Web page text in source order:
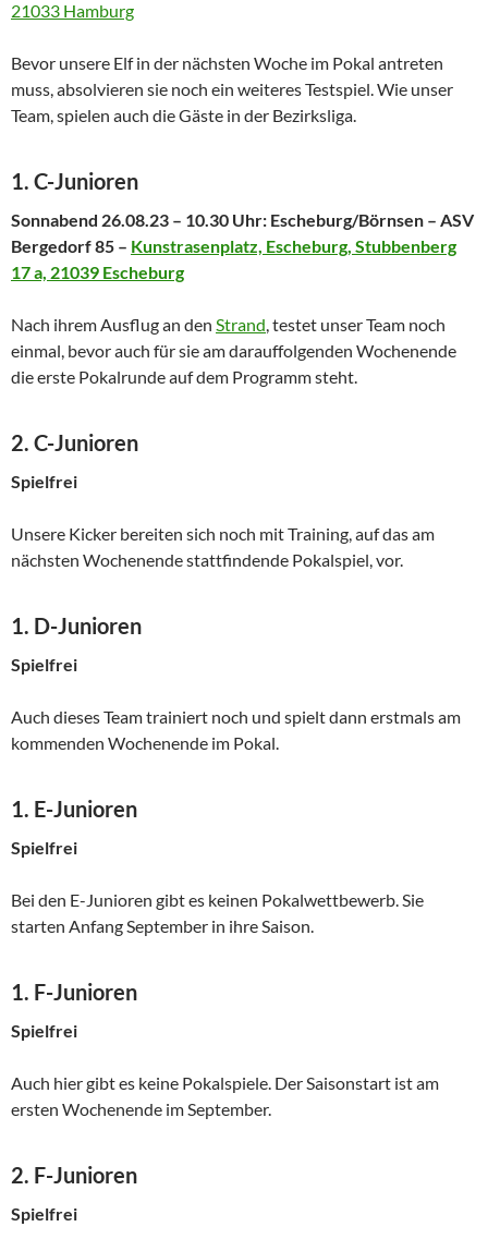
21033 Hamburg
Bevor unsere Elf in der nächsten Woche im Pokal antreten
muss, absolvieren sie noch ein weiteres Testspiel. Wie unser
Team, spielen auch die Gäste in der Bezirksliga.
1. C-Junioren
Sonnabend 26.08.23 – 10.30 Uhr: Escheburg/Börnsen – ASV
Bergedorf 85 – Kunstrasenplatz, Escheburg, Stubbenberg
17 a, 21039 Escheburg
Nach ihrem Ausflug an den Strand, testet unser Team noch
einmal, bevor auch für sie am darauffolgenden Wochenende
die erste Pokalrunde auf dem Programm steht.
2. C-Junioren
Spielfrei
Unsere Kicker bereiten sich noch mit Training, auf das am
nächsten Wochenende stattfindende Pokalspiel, vor.
1. D-Junioren
Spielfrei
Auch dieses Team trainiert noch und spielt dann erstmals am
kommenden Wochenende im Pokal.
1. E-Junioren
Spielfrei
Bei den E-Junioren gibt es keinen Pokalwettbewerb. Sie
starten Anfang September in ihre Saison.
1. F-Junioren
Spielfrei
Auch hier gibt es keine Pokalspiele. Der Saisonstart ist am
ersten Wochenende im September.
2. F-Junioren
Spielfrei